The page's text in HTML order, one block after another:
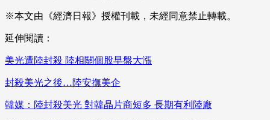
※本文由《經濟日報》授權刊載，未經同意禁止轉載。
延伸閱讀：
美光遭陸封殺 陸相關個股早盤大漲
封殺美光之後…陸安撫美企
韓媒：陸封殺美光 對韓晶片商短多 長期有利陸廠